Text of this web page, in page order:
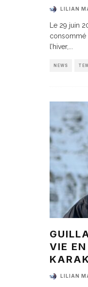
LILIAN
Le 29 juin
consommé
l’hiver,
NEWS
VIE
LILIAN